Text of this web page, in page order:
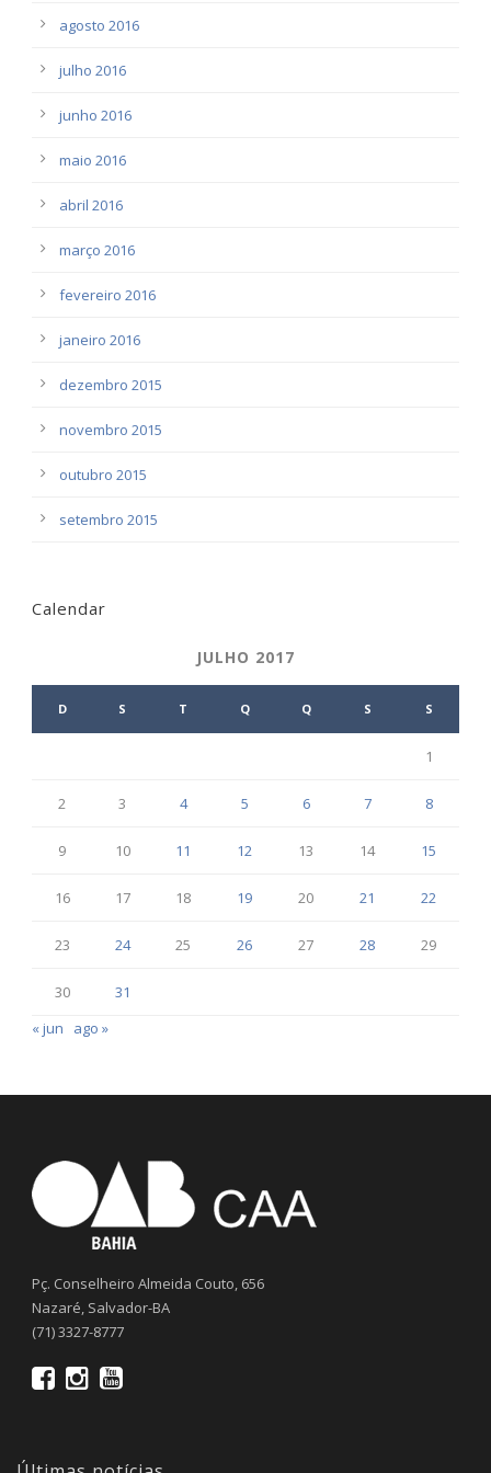
agosto 2016
julho 2016
junho 2016
maio 2016
abril 2016
março 2016
fevereiro 2016
janeiro 2016
dezembro 2015
novembro 2015
outubro 2015
setembro 2015
Calendar
JULHO 2017
D S T Q Q S S
1
2 3 4 5 6 7 8
9 10 11 12 13 14 15
16 17 18 19 20 21 22
23 24 25 26 27 28 29
30
31
« jun
ago »
Pç. Conselheiro Almeida Couto, 656
Nazaré, Salvador-BA
(71) 3327-8777